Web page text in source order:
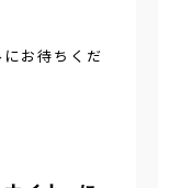
お待ちくだ